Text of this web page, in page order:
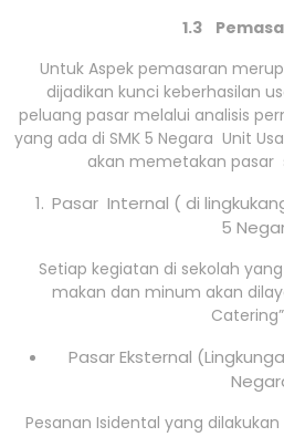
1.3
Untuk Aspek pemasaran
dijadikan kunci keberhasilan
peluang pasar melalui analisis
yang ada di SMK 5 Negara Unit
akan memetakan pasar
Pasar Internal ( di
5
Setiap kegiatan di sekolah
makan dan minum akan
Catering”
Pasar Eksternal
Pesanan Isidental yang